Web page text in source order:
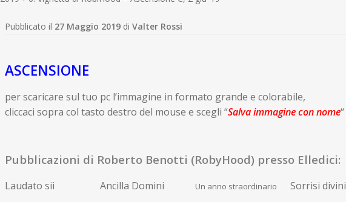
Pubblicato il 27 Maggio 2019 di Valter Rossi
ASCENSIONE
per scaricare sul tuo pc l’immagine in formato grande e colorabile,
cliccaci sopra col tasto destro del mouse e scegli “Salva immagine con nome“
Pubblicazioni di Roberto Benotti (RobyHood) presso Elledici:
Laudato sii Ancilla Domini Un anno straordinario Sorrisi divini